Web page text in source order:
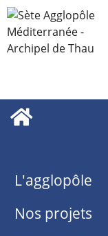
L'agglopôle
Nos projets